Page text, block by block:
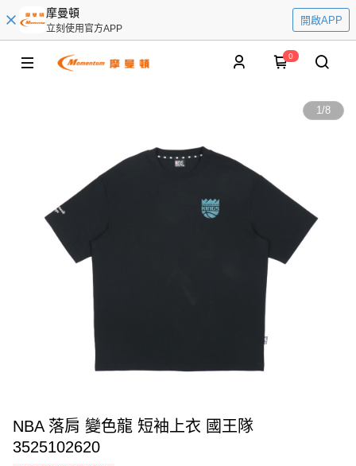
摩曼頓
立刻使用官方APP
開啟APP
0
1/8
NBA 落肩 變色龍 短袖上衣 國王隊
3525102620